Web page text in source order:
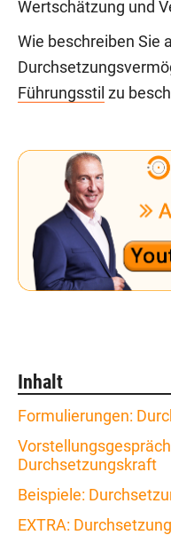
Wertschätzung und
Wie beschreiben Sie
Führungsstil zu
Inhalt
Formulierungen:
Durchsetzungskraft
Beispiele:
EXTRA: